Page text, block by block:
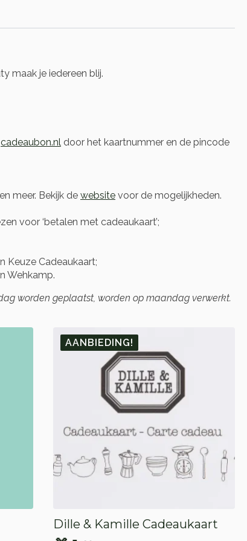
maak je iedereen blij.
cadeaubon.nl door het kaartnummer en de pincode
meer. Bekijk de website voor de mogelijkheden.
voor ‘betalen met cadeaukaart’;
Keuze Cadeaukaart;
Wehkamp.
worden geplaatst, worden op maandag verwerkt.
AANBIEDING!
Dille & Kamille Cadeaukaart